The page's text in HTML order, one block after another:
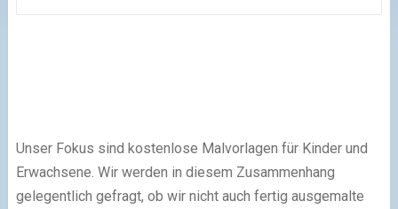
Unser Fokus sind kostenlose Malvorlagen für Kinder und
Erwachsene. Wir werden in diesem Zusammenhang
gelegentlich gefragt, ob wir nicht auch fertig ausgemalte